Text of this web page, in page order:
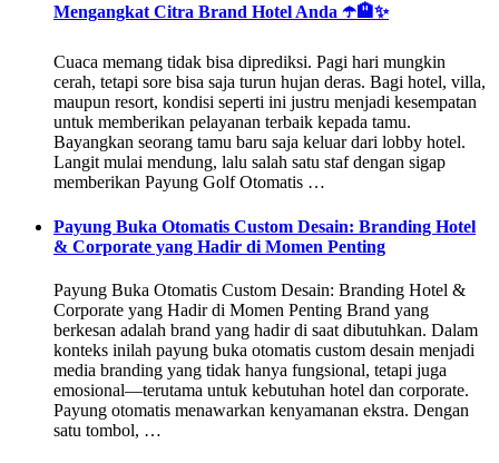
Mengangkat Citra Brand Hotel Anda ☂️🏨✨
Cuaca memang tidak bisa diprediksi. Pagi hari mungkin
cerah, tetapi sore bisa saja turun hujan deras. Bagi hotel, villa,
maupun resort, kondisi seperti ini justru menjadi kesempatan
untuk memberikan pelayanan terbaik kepada tamu.
Bayangkan seorang tamu baru saja keluar dari lobby hotel.
Langit mulai mendung, lalu salah satu staf dengan sigap
memberikan Payung Golf Otomatis …
Payung Buka Otomatis Custom Desain: Branding Hotel
& Corporate yang Hadir di Momen Penting
Payung Buka Otomatis Custom Desain: Branding Hotel &
Corporate yang Hadir di Momen Penting Brand yang
berkesan adalah brand yang hadir di saat dibutuhkan. Dalam
konteks inilah payung buka otomatis custom desain menjadi
media branding yang tidak hanya fungsional, tetapi juga
emosional—terutama untuk kebutuhan hotel dan corporate.
Payung otomatis menawarkan kenyamanan ekstra. Dengan
satu tombol, …